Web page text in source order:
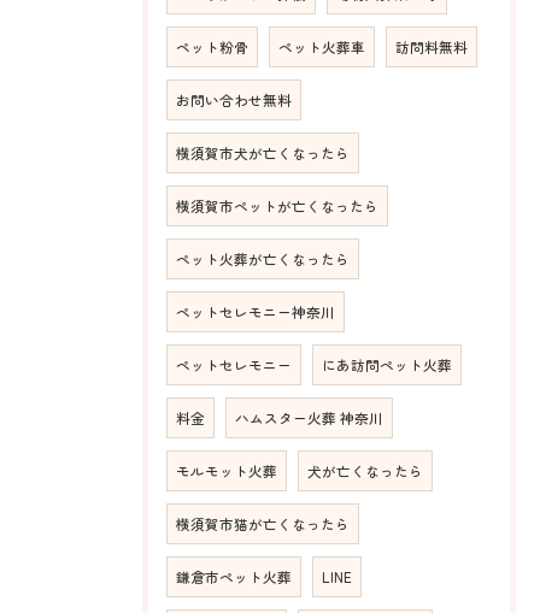
ペット粉骨 ペット火葬車 訪問料無料
お問い合わせ無料
横須賀市犬が亡くなったら
横須賀市ペットが亡くなったら
ペット火葬が亡くなったら
ペットセレモニー神奈川
ペットセレモニー にあ訪問ペット火葬
料金 ハムスター火葬 神奈川
モルモット火葬 犬が亡くなったら
横須賀市猫が亡くなったら
鎌倉市ペット火葬 LINE